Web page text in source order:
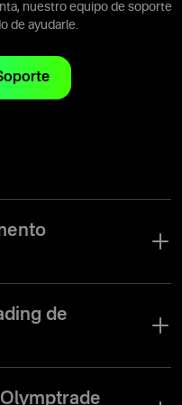
nuestro equipo de soporte
de ayudarle.
de trading de Olymptrade
tu escritorio.
mismas funciones de
conveniencia y facilidad que
de
para iOS: